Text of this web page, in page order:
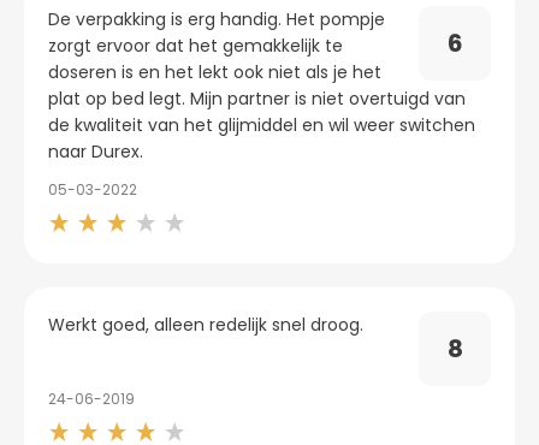
6
De verpakking is erg handig. Het pompje
zorgt ervoor dat het gemakkelijk te
doseren is en het lekt ook niet als je het
plat op bed legt. Mijn partner is niet overtuigd van
de kwaliteit van het glijmiddel en wil weer switchen
naar Durex.
05-03-2022
8
Werkt goed, alleen redelijk snel droog.
24-06-2019